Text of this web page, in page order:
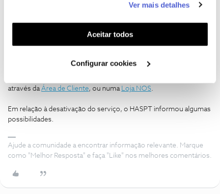
funcionalidades (cookies de personalização e
funcionalidade) e adaptar anúncios aos seus interesses
(cookies de publicidade personalizada). Pode gerir a
utilização dos cookies clicando em "Configurar
Ver mais detalhes
Aceitar todos
Configurar cookies
, bem-vinda ao Fórum NOS.
chamadas tão rapidamente quanto o esperado. :)
através da Área de Cliente, ou numa Loja NOS
Em relação à desativação do serviço, o HASPT informou algumas
possibilidades.
Ajude a comunidade a encontrar informação relevante. Marque
como "Melhor Resposta" e faça "Like" nos melhores comentários.